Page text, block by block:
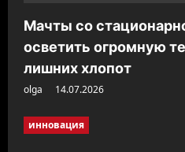
и
с
Мачты со
осветить огромную
лишних хлопот
olga 14.07.2026
инновация